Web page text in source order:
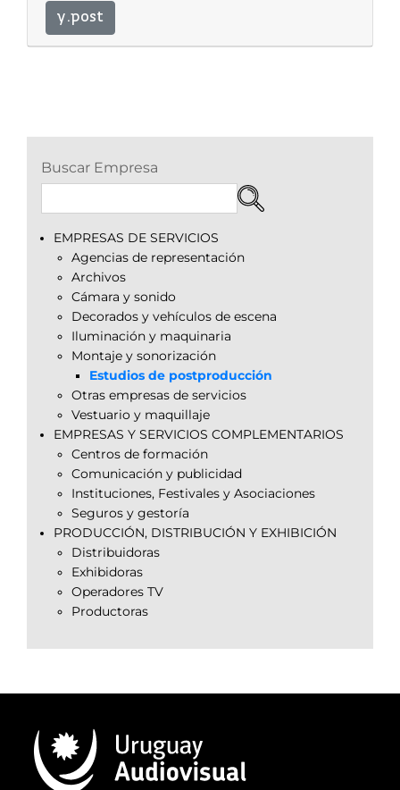
y.post
Buscar Empresa
EMPRESAS DE SERVICIOS
Agencias de representación
Archivos
Cámara y sonido
Decorados y vehículos de escena
Iluminación y maquinaria
Montaje y sonorización
Estudios de postproducción
Otras empresas de servicios
Vestuario y maquillaje
EMPRESAS Y SERVICIOS COMPLEMENTARIOS
Centros de formación
Comunicación y publicidad
Instituciones, Festivales y Asociaciones
Seguros y gestoría
PRODUCCIÓN, DISTRIBUCIÓN Y EXHIBICIÓN
Distribuidoras
Exhibidoras
Operadores TV
Productoras